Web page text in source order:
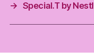
→ Special.T by